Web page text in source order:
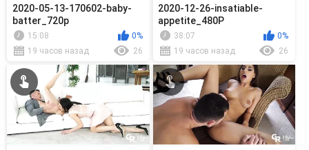
2020-05-13-170602-baby-
batter_720p
15:08
0%
19 часов назад
26
2020-12-26-insatiable-
appetite_480P
38:07
0%
19 часов назад
26